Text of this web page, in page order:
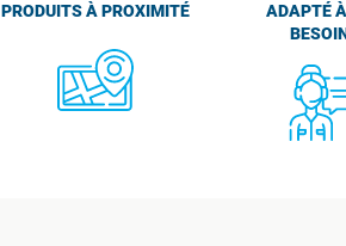
PRODUITS À PROXIMITÉ
ADAPTÉ